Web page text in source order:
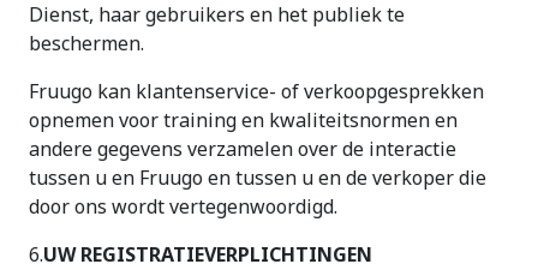
Dienst, haar gebruikers en het publiek te
beschermen.
Fruugo kan klantenservice- of verkoopgesprekken
opnemen voor training en kwaliteitsnormen en
andere gegevens verzamelen over de interactie
tussen u en Fruugo en tussen u en de verkoper die
door ons wordt vertegenwoordigd.
6.UW REGISTRATIEVERPLICHTINGEN